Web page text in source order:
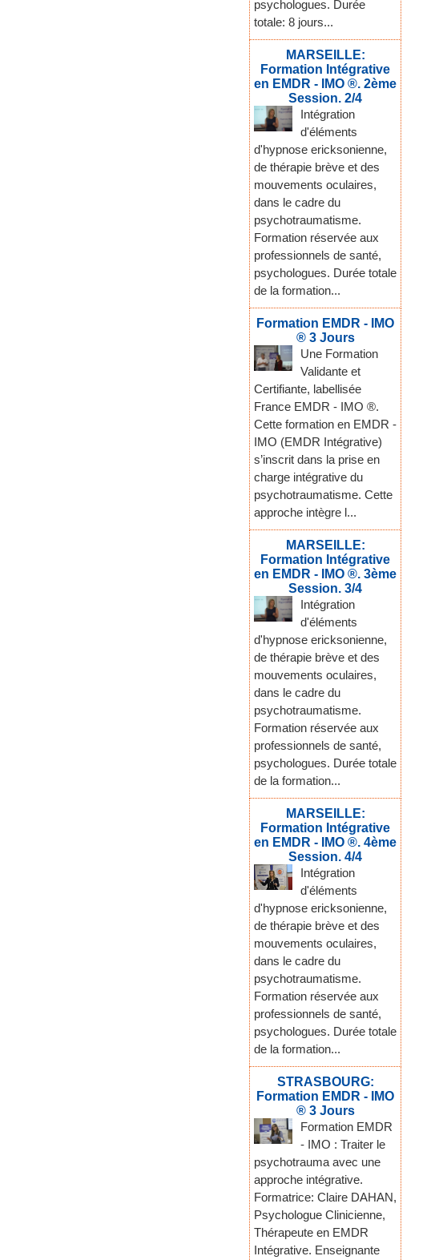
psychologues. Durée
totale: 8 jours...
MARSEILLE:
Formation Intégrative
en EMDR - IMO ®. 2ème
Session. 2/4
Intégration
d'éléments
d'hypnose ericksonienne,
de thérapie brève et des
mouvements oculaires,
dans le cadre du
psychotraumatisme.
Formation réservée aux
professionnels de santé,
psychologues. Durée totale
de la formation...
Formation EMDR - IMO
® 3 Jours
Une Formation
Validante et
Certifiante, labellisée
France EMDR - IMO ®.
Cette formation en EMDR -
IMO (EMDR Intégrative)
s’inscrit dans la prise en
charge intégrative du
psychotraumatisme. Cette
approche intègre l...
MARSEILLE:
Formation Intégrative
en EMDR - IMO ®. 3ème
Session. 3/4
Intégration
d'éléments
d'hypnose ericksonienne,
de thérapie brève et des
mouvements oculaires,
dans le cadre du
psychotraumatisme.
Formation réservée aux
professionnels de santé,
psychologues. Durée totale
de la formation...
MARSEILLE:
Formation Intégrative
en EMDR - IMO ®. 4ème
Session. 4/4
Intégration
d'éléments
d'hypnose ericksonienne,
de thérapie brève et des
mouvements oculaires,
dans le cadre du
psychotraumatisme.
Formation réservée aux
professionnels de santé,
psychologues. Durée totale
de la formation...
STRASBOURG:
Formation EMDR - IMO
® 3 Jours
Formation EMDR
- IMO : Traiter le
psychotrauma avec une
approche intégrative.
Formatrice: Claire DAHAN,
Psychologue Clinicienne,
Thérapeute en EMDR
Intégrative. Enseignante